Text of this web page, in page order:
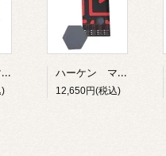
ハーケン マリングリップテープ 152ｍｍ×305ｍｍ 6枚入り ホワイト
)
ハーケン マリングリップテープ ハニーコンボ 152ｍｍ 12枚入り グレー
12,650円(税込)